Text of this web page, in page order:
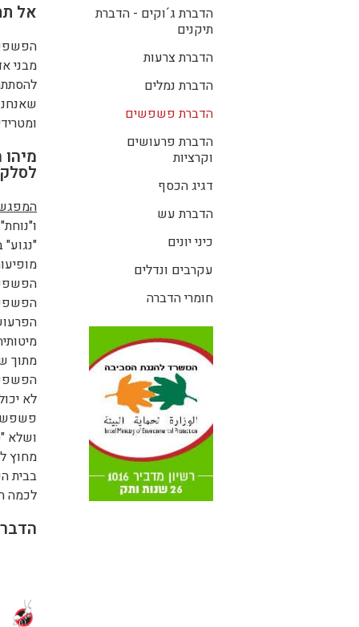
הדברת ג´וקים - הדברת
תיקנים
הדברת צרעות
הדברת נמלים
הדברת פשפשים
הדברת פרעושים
וקרציות
דגיג הכסף
הדברת עש
כיני יונים
עקרבים ונדלים
חומרי הדברה
אל
מבני
מתוך
לא
פשפש
ושלא
מחוץ
בבית
לכמה